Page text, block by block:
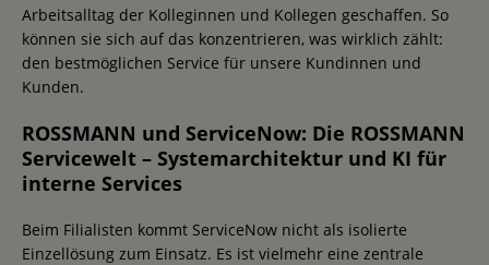
Arbeitsalltag der Kolleginnen und Kollegen geschaffen. So
können sie sich auf das konzentrieren, was wirklich zählt:
den bestmöglichen Service für unsere Kundinnen und
Kunden.
ROSSMANN und ServiceNow: Die ROSSMANN
Servicewelt – Systemarchitektur und KI für
interne Services
Beim Filialisten kommt ServiceNow nicht als isolierte
Einzellösung zum Einsatz. Es ist vielmehr eine zentrale